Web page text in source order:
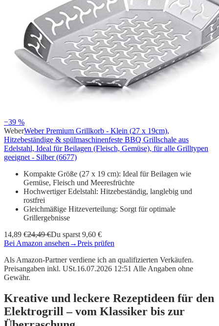
−39 %
WeberWeber Premium Grillkorb - Klein (27 x 19cm),
Hitzebeständige & spülmaschinenfeste BBQ Grillschale aus
Edelstahl, Ideal für Beilagen (Fleisch, Gemüse), für alle Grilltypen
geeignet - Silber (6677)
Kompakte Größe (27 x 19 cm): Ideal für Beilagen wie
Gemüse, Fleisch und Meeresfrüchte
Hochwertiger Edelstahl: Hitzebeständig, langlebig und
rostfrei
Gleichmäßige Hitzeverteilung: Sorgt für optimale
Grillergebnisse
14,89 €24,49 €Du sparst 9,60 €
Bei Amazon ansehen →Preis prüfen
Als Amazon-Partner verdiene ich an qualifizierten Verkäufen.
Preisangaben inkl. USt.16.07.2026 12:51 Alle Angaben ohne
Gewähr.
Kreative und leckere Rezeptideen für den
Elektrogrill – vom Klassiker bis zur